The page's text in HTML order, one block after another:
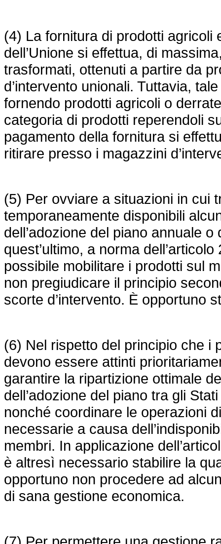
(4) La fornitura di prodotti agricoli
dell’Unione si effettua, di
trasformati, ottenuti a partire da
d’intervento unionali. Tuttavia,
fornendo prodotti agricoli o
categoria di prodotti reperendoli
pagamento della fornitura si
ritirare presso i magazzini
(5) Per ovviare a situazioni in cui
temporaneamente disponibili
dell’adozione del piano annuale
quest’ultimo, a norma
possibile mobilitare i prodotti sul
non pregiudicare il principio
scorte d’intervento. È opportuno
(6) Nel rispetto del principio che i
devono essere attinti
garantire la ripartizione ottimale
dell’adozione del piano tra gli
nonché coordinare le operazioni
necessarie a causa
membri. In applicazione
è altresì necessario stabilire la
opportuno non procedere ad
di sana gestione economica.